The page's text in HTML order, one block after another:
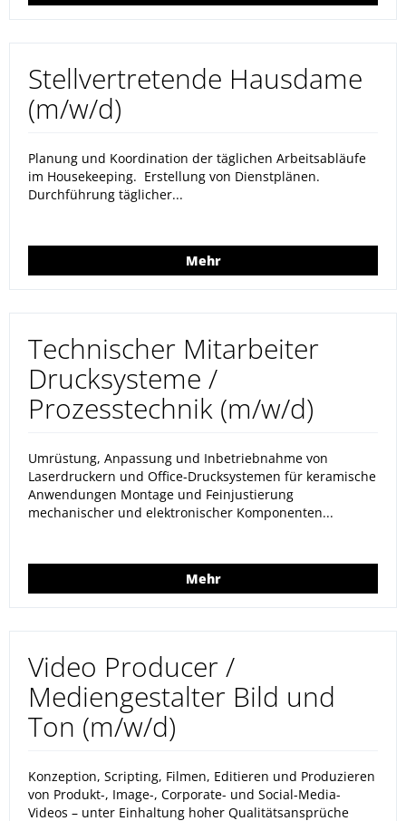
Stellvertretende Hausdame
(m/w/d)
Planung und Koordination der täglichen Arbeitsabläufe
im Housekeeping. Erstellung von Dienstplänen.
Durchführung täglicher...
Mehr
Technischer Mitarbeiter
Drucksysteme /
Prozesstechnik (m/w/d)
Umrüstung, Anpassung und Inbetriebnahme von
Laserdruckern und Office-Drucksystemen für keramische
Anwendungen Montage und Feinjustierung
mechanischer und elektronischer Komponenten...
Mehr
Video Producer /
Mediengestalter Bild und
Ton (m/w/d)
Konzeption, Scripting, Filmen, Editieren und Produzieren
von Produkt-, Image-, Corporate- und Social-Media-
Videos – unter Einhaltung hoher Qualitätsansprüche